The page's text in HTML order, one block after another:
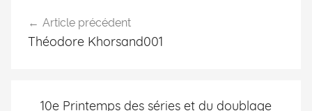
Article précédent
Théodore Khorsand001
10e Printemps des séries et du doublage